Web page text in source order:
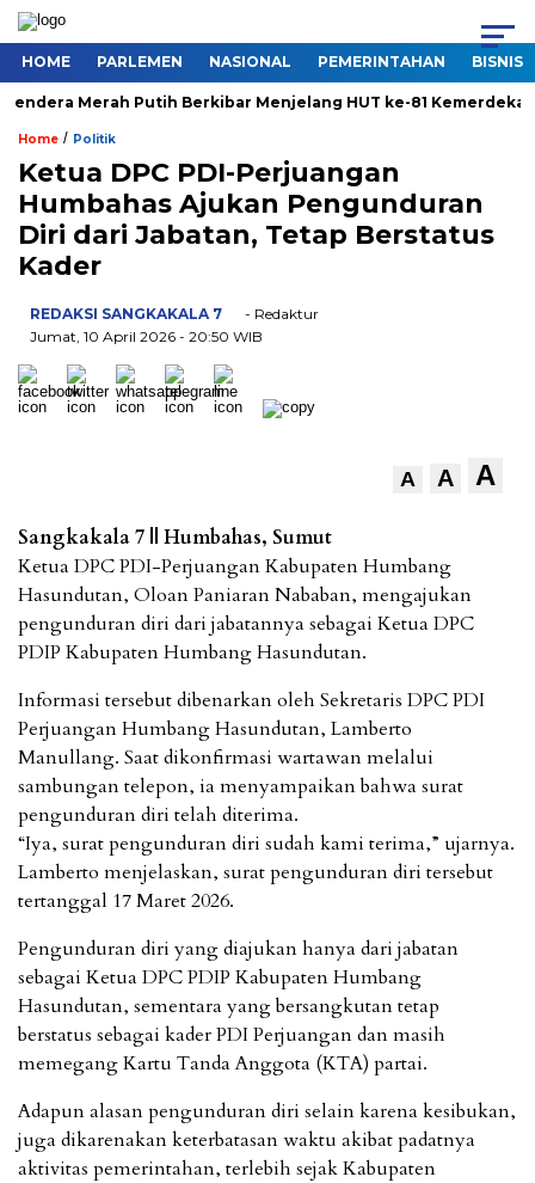
HOME PARLEMEN NASIONAL PEMERINTAHAN BISNIS
Merah Putih Berkibar Menjelang HUT ke-81
Home / Politik
Ketua DPC PDI-Perjuangan
Humbahas Ajukan Pengunduran
Diri dari Jabatan, Tetap Berstatus
Kader
REDAKSI SANGKAKALA 7
- Redaktur
Jumat, 10 April 2026 - 20:50 WIB
A A A
Sangkakala 7 || Humbahas, Sumut
Ketua DPC PDI-Perjuangan Kabupaten Humbang
Hasundutan, Oloan Paniaran Nababan, mengajukan
pengunduran diri dari jabatannya sebagai Ketua DPC
PDIP Kabupaten Humbang Hasundutan.
Informasi tersebut dibenarkan oleh Sekretaris DPC PDI
Perjuangan Humbang Hasundutan, Lamberto
Manullang. Saat dikonfirmasi wartawan melalui
sambungan telepon, ia menyampaikan bahwa surat
pengunduran diri telah diterima.
“Iya, surat pengunduran diri sudah kami terima,” ujarnya.
Lamberto menjelaskan, surat pengunduran diri tersebut
tertanggal 17 Maret 2026.
Pengunduran diri yang diajukan hanya dari jabatan
sebagai Ketua DPC PDIP Kabupaten Humbang
Hasundutan, sementara yang bersangkutan tetap
berstatus sebagai kader PDI Perjuangan dan masih
memegang Kartu Tanda Anggota (KTA) partai.
Adapun alasan pengunduran diri selain karena kesibukan,
juga dikarenakan keterbatasan waktu akibat padatnya
aktivitas pemerintahan, terlebih sejak Kabupaten